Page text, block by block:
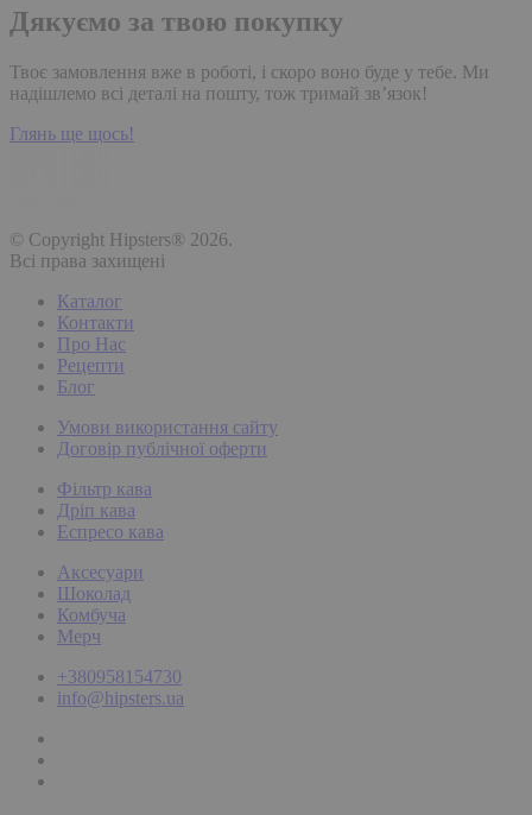
Дякуємо за твою покупку
Твоє замовлення вже в роботі, і скоро воно буде у тебе. Ми
надішлемо всі деталі на пошту, тож тримай зв’язок!
Глянь ще щось!
© Copyright Hipsters® 2026.
Всі права захищені
Каталог
Контакти
Про Нас
Рецепти
Блог
Умови використання сайту
Договір публічної оферти
Фільтр кава
Дріп кава
Еспресо кава
Аксесуари
Шоколад
Комбуча
Мерч
+380958154730
info@hipsters.ua